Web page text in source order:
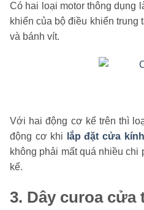
Có hai loại motor thông dụng
khiển của bộ điều khiển trung
và bánh vít.
Với hai động cơ kể trên thì
động cơ khi
lắp đặt cửa
không phải mất quá nhiều
kể.
3. Dây curoa cửa